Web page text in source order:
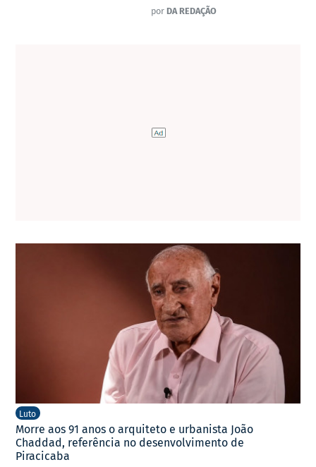
por DA REDAÇÃO
Luto
Morre aos 91 anos o arquiteto e urbanista João
Chaddad, referência no desenvolvimento de
Piracicaba